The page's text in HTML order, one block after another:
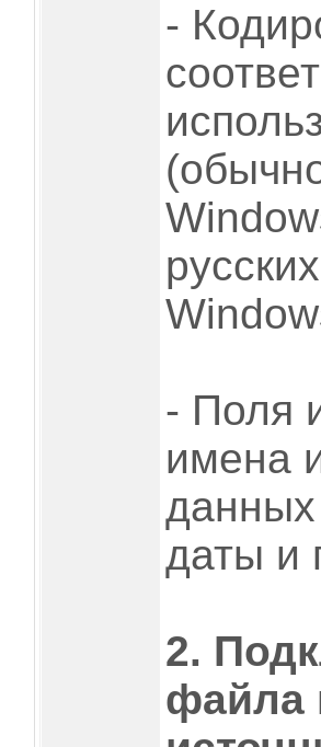
-
- Поля
имена
данных
даты и
2.
файла